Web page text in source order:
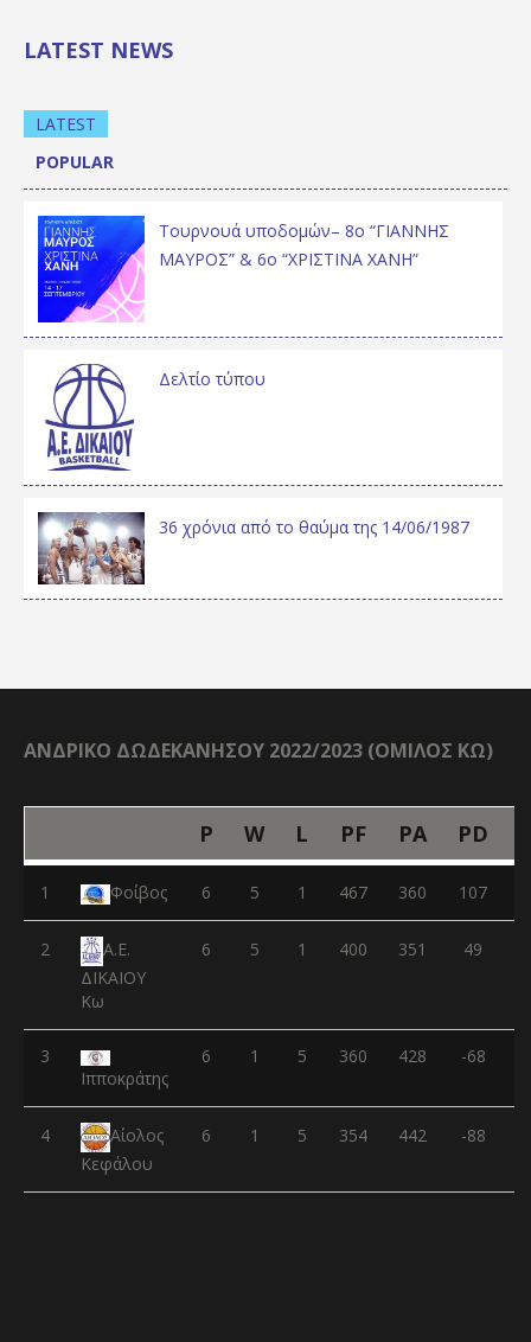
LATEST NEWS
LATEST
POPULAR
Τουρνουά υποδομών– 8ο “ΓΙΑΝΝΗΣ
ΜΑΥΡΟΣ” & 6ο “ΧΡΙΣΤΙΝΑ ΧΑΝΗ”
Δελτίο τύπου
36 χρόνια από το θαύμα της 14/06/1987
ΑΝΔΡΙΚΟ ΔΩΔΕΚΑΝΗΣΟΥ 2022/2023 (ΟΜΙΛΟΣ ΚΩ)
P W L PF PA PD
1 Φοίβος 6 5 1 467 360 107
2
Α.Ε.
ΔΙΚΑΙΟΥ
Κω
6 5 1 400 351 49
3
Ιπποκράτης
6 1 5 360 428 -68
4
Αίολος
Κεφάλου
6 1 5 354 442 -88